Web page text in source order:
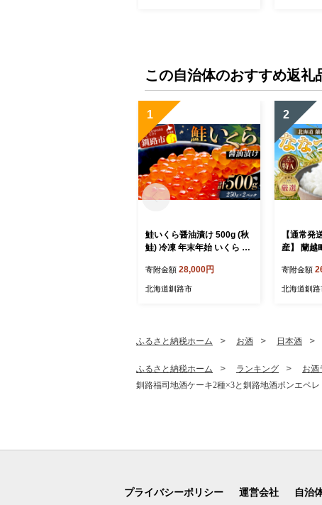
この自治体のおすすめ返礼
1
鮭いくら醤油漬け 500g (秋
鮭) 冷凍 年末年始 いくら 鮭
北海道 釧路市 F5F-0118
寄附金額 28,000円
北海道釧路市
2
【通常発
産】 蘭越
め お米 決
発送
寄附金額
北海道釧路
ふるさと納税ホーム お酒 日本酒
ふるさと納税ホーム ランキング お酒
釧路福司地酒ケーキ2種×3と釧路地酒ポンエペ
プライバシーポリシー 運営会社 自治